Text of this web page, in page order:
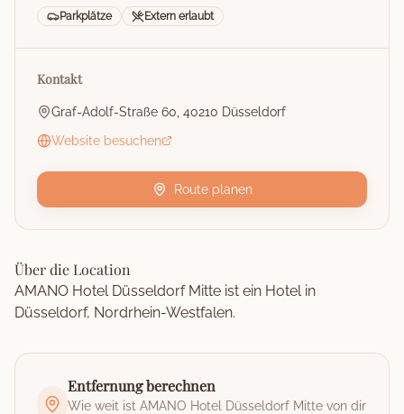
Parkplätze Extern erlaubt
Kontakt
Graf-Adolf-Straße 60, 40210 Düsseldorf
Website besuchen
Route planen
Über die Location
AMANO Hotel Düsseldorf Mitte ist ein Hotel in
Düsseldorf, Nordrhein-Westfalen.
Entfernung berechnen
Wie weit ist AMANO Hotel Düsseldorf Mittevon dir